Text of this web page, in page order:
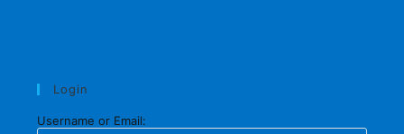
Login
Username or Email: